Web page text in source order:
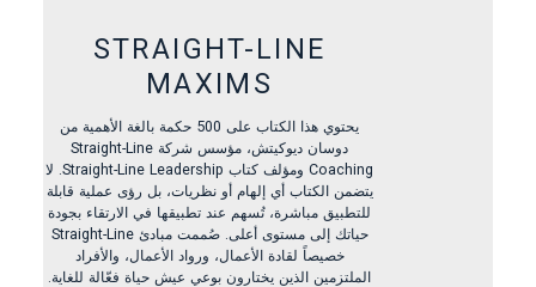
STRAIGHT-LINE
MAXIMS
يحتوي هذا الكتاب على 500 حكمة بالغة الأهمية من
دوسان ديوكيتش، مؤسس شركة Straight-Line
Coaching ومؤلف كتاب Straight-Line Leadership. لا
يتضمن الكتاب أي إلهام أو نظريات، بل رؤى عملية قابلة
للتطبيق مباشرة، تُسهم عند تطبيقها في الارتقاء بجودة
حياتك إلى مستوى أعلى. صُممت مبادئ Straight-Line
خصيصاً لقادة الأعمال، ورواد الأعمال، والأفراد
الملتزمين الذين يختارون بوعي عيش حياة فعّالة للغاية.